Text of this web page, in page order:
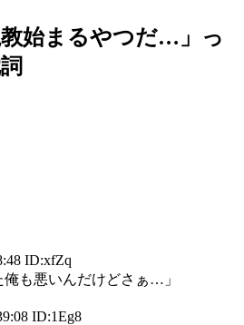
始まるやつだ…」っ
ID:xfZq
俺も悪いんだけどさぁ…」
ID:1Eg8